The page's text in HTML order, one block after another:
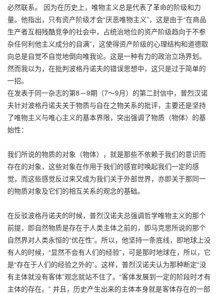
必然联系。 因为在历史上，唯物主义总是代表了革命的阶级和力
量。他指出，只有资产阶级才会“厌恶唯物主义”，这是由于“在商品
生产者互相残酷竞争的社会中，占统治地位的资产阶级趋向于不参
杂任何利他主义成分的自满”，这使得资产阶级的心理结构和道德取
向总是自觉不自觉地倒向唯我论。这是一种有力的政治立场界划。
然而我以为，在批判波格丹诺夫的错误思想中，这只是过于简单的
一招。
在发表于同一杂志的第8－9期（7～9月）的第二封信中，普烈汉诺
夫针对波格丹诺夫关于物质与自在之物关系的批评，主要还是坚持
了唯物主义与唯心主义的基本界限，突出强调了物质（物体）的基
始性：
我们所说的物质的对象（物体），就是那些不依赖于我们的意识而
存在的对象，这些对象在作用于我们的感官时唤起我们一定的感
觉，而这些感觉反过来又成为我们关于外部世界，亦即关于那同一
的物质对象及它们的相互关系的观念的基础。
在反驳波格丹诺夫的时候，普烈汉诺夫总强调哲学唯物主义的那个
前提，即自然物质是存在于人类主体之前的，即马克思所说的那个
自然界对人类永恒的“优在性”。所以，他坚持一条底线，即地球上没
有人的时候，“显然不会有人们的经验”，可是那时地球在，所以，它
是“存在于人们的经验之外的”。这样，普烈汉诺夫认为那种断定“没
有主体就没有客体”观念就站不住了。“客体发展到一定的阶段时才有
主体的存在。” 并且，历史产生出来的主体本身就是客体存在的一部